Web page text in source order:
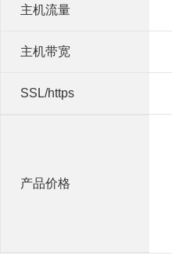
主机流量
主机带宽
SSL/https
产品价格